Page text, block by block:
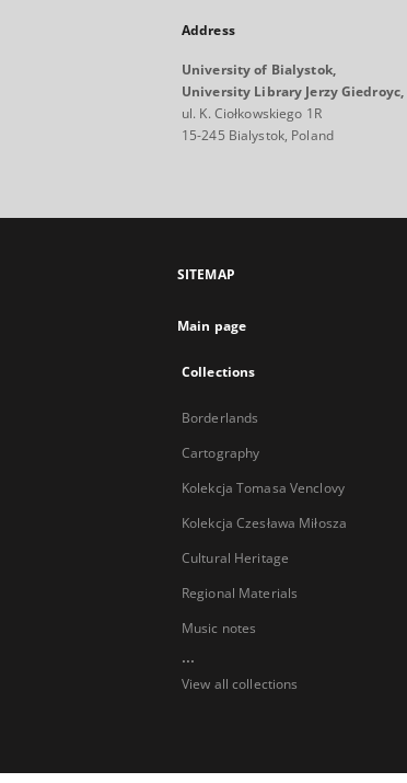
Address
University of Bialystok,
University Library Jerzy Giedroyc,
ul. K. Ciołkowskiego 1R
15-245 Bialystok, Poland
SITEMAP
Main page
Collections
Borderlands
Cartography
Kolekcja Tomasa Venclovy
Kolekcja Czesława Miłosza
Cultural Heritage
Regional Materials
Music notes
...
View all collections